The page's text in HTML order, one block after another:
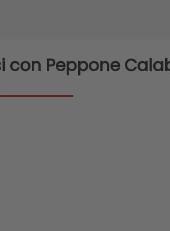
con Peppone